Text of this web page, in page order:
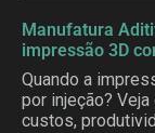
Manufatura
impressão 3D
Quando a
por injeção?
custos,